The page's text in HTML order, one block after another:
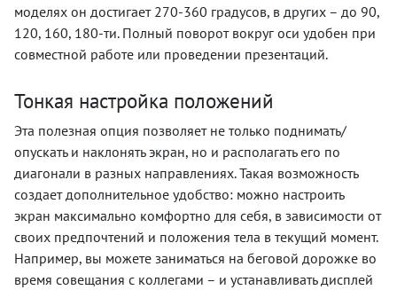
моделях он достигает 270-360 градусов, в других – до 90,
120, 160, 180-ти. Полный поворот вокруг оси удобен при
совместной работе или проведении презентаций.
Тонкая настройка положений
Эта полезная опция позволяет не только поднимать/
опускать и наклонять экран, но и располагать его по
диагонали в разных направлениях. Такая возможность
создает дополнительное удобство: можно настроить
экран максимально комфортно для себя, в зависимости от
своих предпочтений и положения тела в текущий момент.
Например, вы можете заниматься на беговой дорожке во
время совещания с коллегами – и устанавливать дисплей